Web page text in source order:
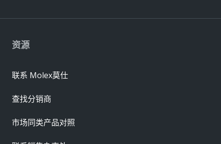
资源
联系 Molex莫仕
查找分销商
市场同类产品对照